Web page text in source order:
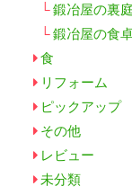
鍛冶屋の裏庭
鍛冶屋の食
食
リフォーム
ピックアップ
その他
レビュー
未分類